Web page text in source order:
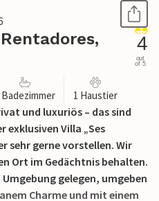
4
out
of 5
Badezimmer 1 Haustier
und luxuriös – das sind
exklusiven Villa „Ses
sehr gerne vorstellen. Wir
Ort im Gedächtnis behalten.
gelegen, umgeben
Charme und mit einem